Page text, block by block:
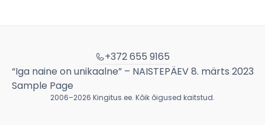
+372 655 9165
“Iga naine on unikaalne” – NAISTEPÄEV 8. märts 2023
Sample Page
2006–2026 Kingitus.ee. Kõik õigused kaitstud.